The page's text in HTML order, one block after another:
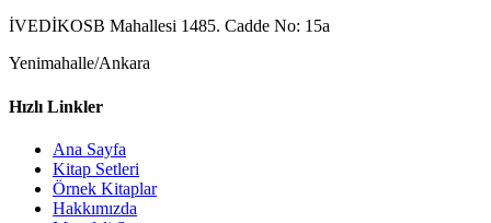
İVEDİKOSB Mahallesi 1485. Cadde No: 15a
Yenimahalle/Ankara
Hızlı Linkler
Ana Sayfa
Kitap Setleri
Örnek Kitaplar
Hakkımızda